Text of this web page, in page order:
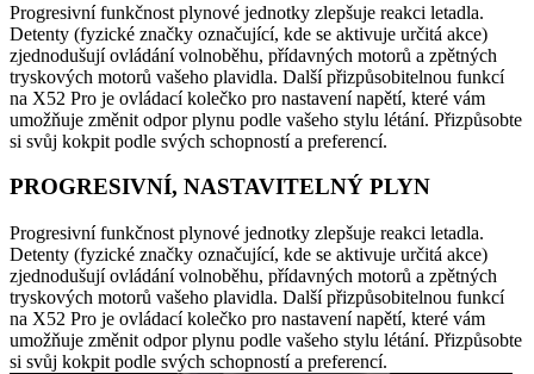
Progresivní funkčnost plynové jednotky zlepšuje reakci letadla.
Detenty (fyzické značky označující, kde se aktivuje určitá akce)
zjednodušují ovládání volnoběhu, přídavných motorů a zpětných
tryskových motorů vašeho plavidla. Další přizpůsobitelnou funkcí
na X52 Pro je ovládací kolečko pro nastavení napětí, které vám
umožňuje změnit odpor plynu podle vašeho stylu létání. Přizpůsobte
si svůj kokpit podle svých schopností a preferencí.
PROGRESIVNÍ, NASTAVITELNÝ PLYN
Progresivní funkčnost plynové jednotky zlepšuje reakci letadla.
Detenty (fyzické značky označující, kde se aktivuje určitá akce)
zjednodušují ovládání volnoběhu, přídavných motorů a zpětných
tryskových motorů vašeho plavidla. Další přizpůsobitelnou funkcí
na X52 Pro je ovládací kolečko pro nastavení napětí, které vám
umožňuje změnit odpor plynu podle vašeho stylu létání. Přizpůsobte
si svůj kokpit podle svých schopností a preferencí.